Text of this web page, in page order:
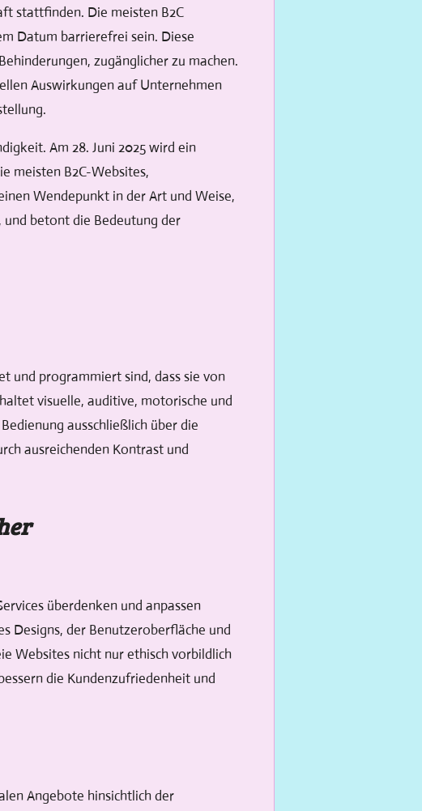
stattfinden. Die meisten B2C
Datum barrierefrei sein. Diese
zugänglicher zu machen.
Auswirkungen auf Unternehmen
Am 28. Juni 2025 wird ein
meisten B2C-Websites,
Wendepunkt in der Art und Weise,
betont die Bedeutung der
und programmiert sind, dass sie von
visuelle, auditive, motorische und
ausschließlich über die
ausreichenden Kontrast und
überdenken und anpassen
Designs, der Benutzeroberfläche und
Websites nicht nur ethisch vorbildlich
die Kundenzufriedenheit und
Angebote hinsichtlich der